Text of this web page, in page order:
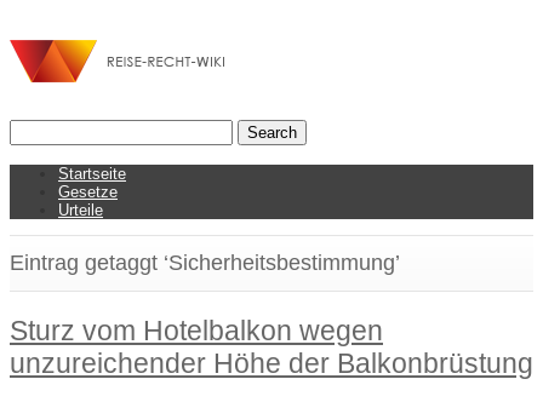
Startseite
Gesetze
Urteile
Eintrag getaggt ‘Sicherheitsbestimmung’
Sturz vom Hotelbalkon wegen
unzureichender Höhe der Balkonbrüstung